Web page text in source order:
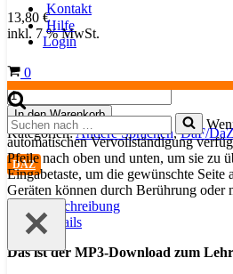
Kontakt
Hilfe
Login
Warenkorb
0
Suchen
nach …
automatischen Vervollständigung
Pfeile nach oben und unten, um sie zu
Eingabetaste, um die gewünschte
Geräten können durch Berührung oder
13,80 €
inkl. 7 % MwSt.
Učimo
njemački!
MP3-
Download
/
Vježbe
za
slušanje
(Ziel:
Niveau
In den Warenkorb
Kategorien:Andere Sprachen,DaF/
DAZ
Beschreibung
Details
Das ist der MP3-Download zum